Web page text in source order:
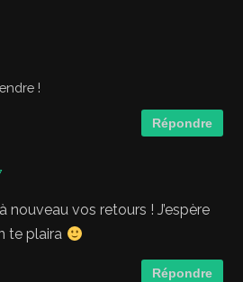
!
Répondre
nouveau vos retours ! J’espère
te plaira
Répondre